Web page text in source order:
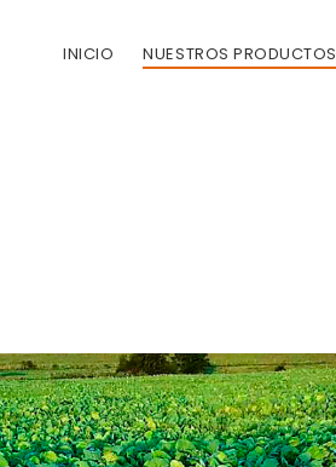
INICIO NUESTROS PRODUCTOS